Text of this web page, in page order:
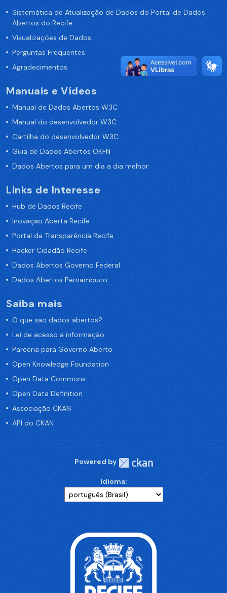
Sistemática de Atualização de Dados do Portal de Dados
Abertos do Recife
Visualizações de Dados
Perguntas Frequentes
Agradecimentos
Manuais e Vídeos
Manual de Dados Abertos W3C
Manual do desenvolvedor W3C
Cartilha do desenvolvedor W3C
Guia de Dados Abertos OKFN
Dados Abertos para um dia a dia melhor
Links de Interesse
Hub de Dados Recife
Inovação Aberta Recife
Portal da Transparência Recife
Hacker Cidadão Recife
Dados Abertos Governo Federal
Dados Abertos Pernambuco
Saiba mais
O que são dados abertos?
Lei de acesso a informação
Parceria para Governo Aberto
Open Knowledge Foundation
Open Data Commons
Open Data Definition
Associação CKAN
API do CKAN
Powered by
Idioma